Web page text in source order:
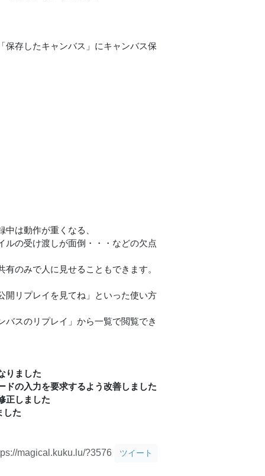
存したキャンバス」にキャンバス保
は動作が重くなる、
ルの受け渡しが面倒・・・などの欠点
のみで人に見せることもできます。
開リプレイを見てね」といった使い方
スのリプレイ」から一覧で閲覧でき
りました
ドの入力を要求するよう改善しました
正しました
した
magical.kuku.lu/?3576 ツイート